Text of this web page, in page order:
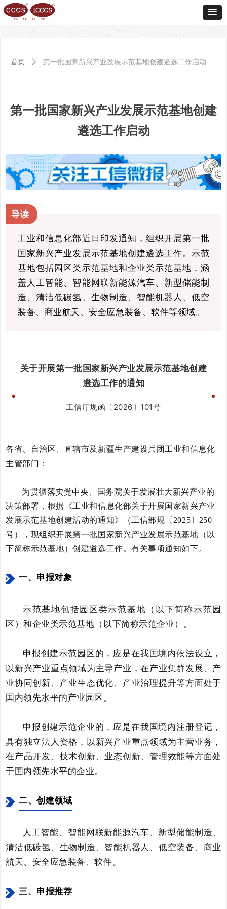
第一批国家新兴产业发展示范基地创建
遴选工作启动
导读
工业和信息化部近日印发通知，组织开展第一批
国家新兴产业发展示范基地创建遴选工作。示范
基地包括园区类示范基地和企业类示范基地，涵
盖人工智能、智能网联新能源汽车、新型储能制
造、清洁低碳氢、生物制造、智能机器人、低空
装备、商业航天、安全应急装备、软件等领域。
关于开展第一批国家新兴产业发展示范基地创建
遴选工作的通知
工信厅规函〔2026〕101号
各省、自治区、直辖市及新疆生产建设兵团工业和信息化
主管部门：
为贯彻落实党中央、国务院关于发展壮大新兴产业的
决策部署，根据《工业和信息化部关于开展国家新兴产业
发展示范基地创建活动的通知》（工信部规〔2025〕250
号），现组织开展第一批国家新兴产业发展示范基地（以
下简称示范基地）创建遴选工作。有关事项通知如下。
一、申报对象
示范基地包括园区类示范基地（以下简称示范园
区）和企业类示范基地（以下简称示范企业）。
申报创建示范园区的，应是在我国境内依法设立，
以新兴产业重点领域为主导产业，在产业集群发展、产
业协同创新、产业生态优化、产业治理提升等方面处于
国内领先水平的产业园区。
申报创建示范企业的，应是在我国境内注册登记，
具有独立法人资格，以新兴产业重点领域为主营业务，
在产品开发、技术创新、业态创新、管理效能等方面处
于国内领先水平的企业。
二、创建领域
人工智能、智能网联新能源汽车、新型储能制造、
清洁低碳氢、生物制造、智能机器人、低空装备、商业
航天、安全应急装备、软件。
三、申报推荐
首页 ꄲ 第一批国家新兴产业发展示范基地创建遴选工作启动